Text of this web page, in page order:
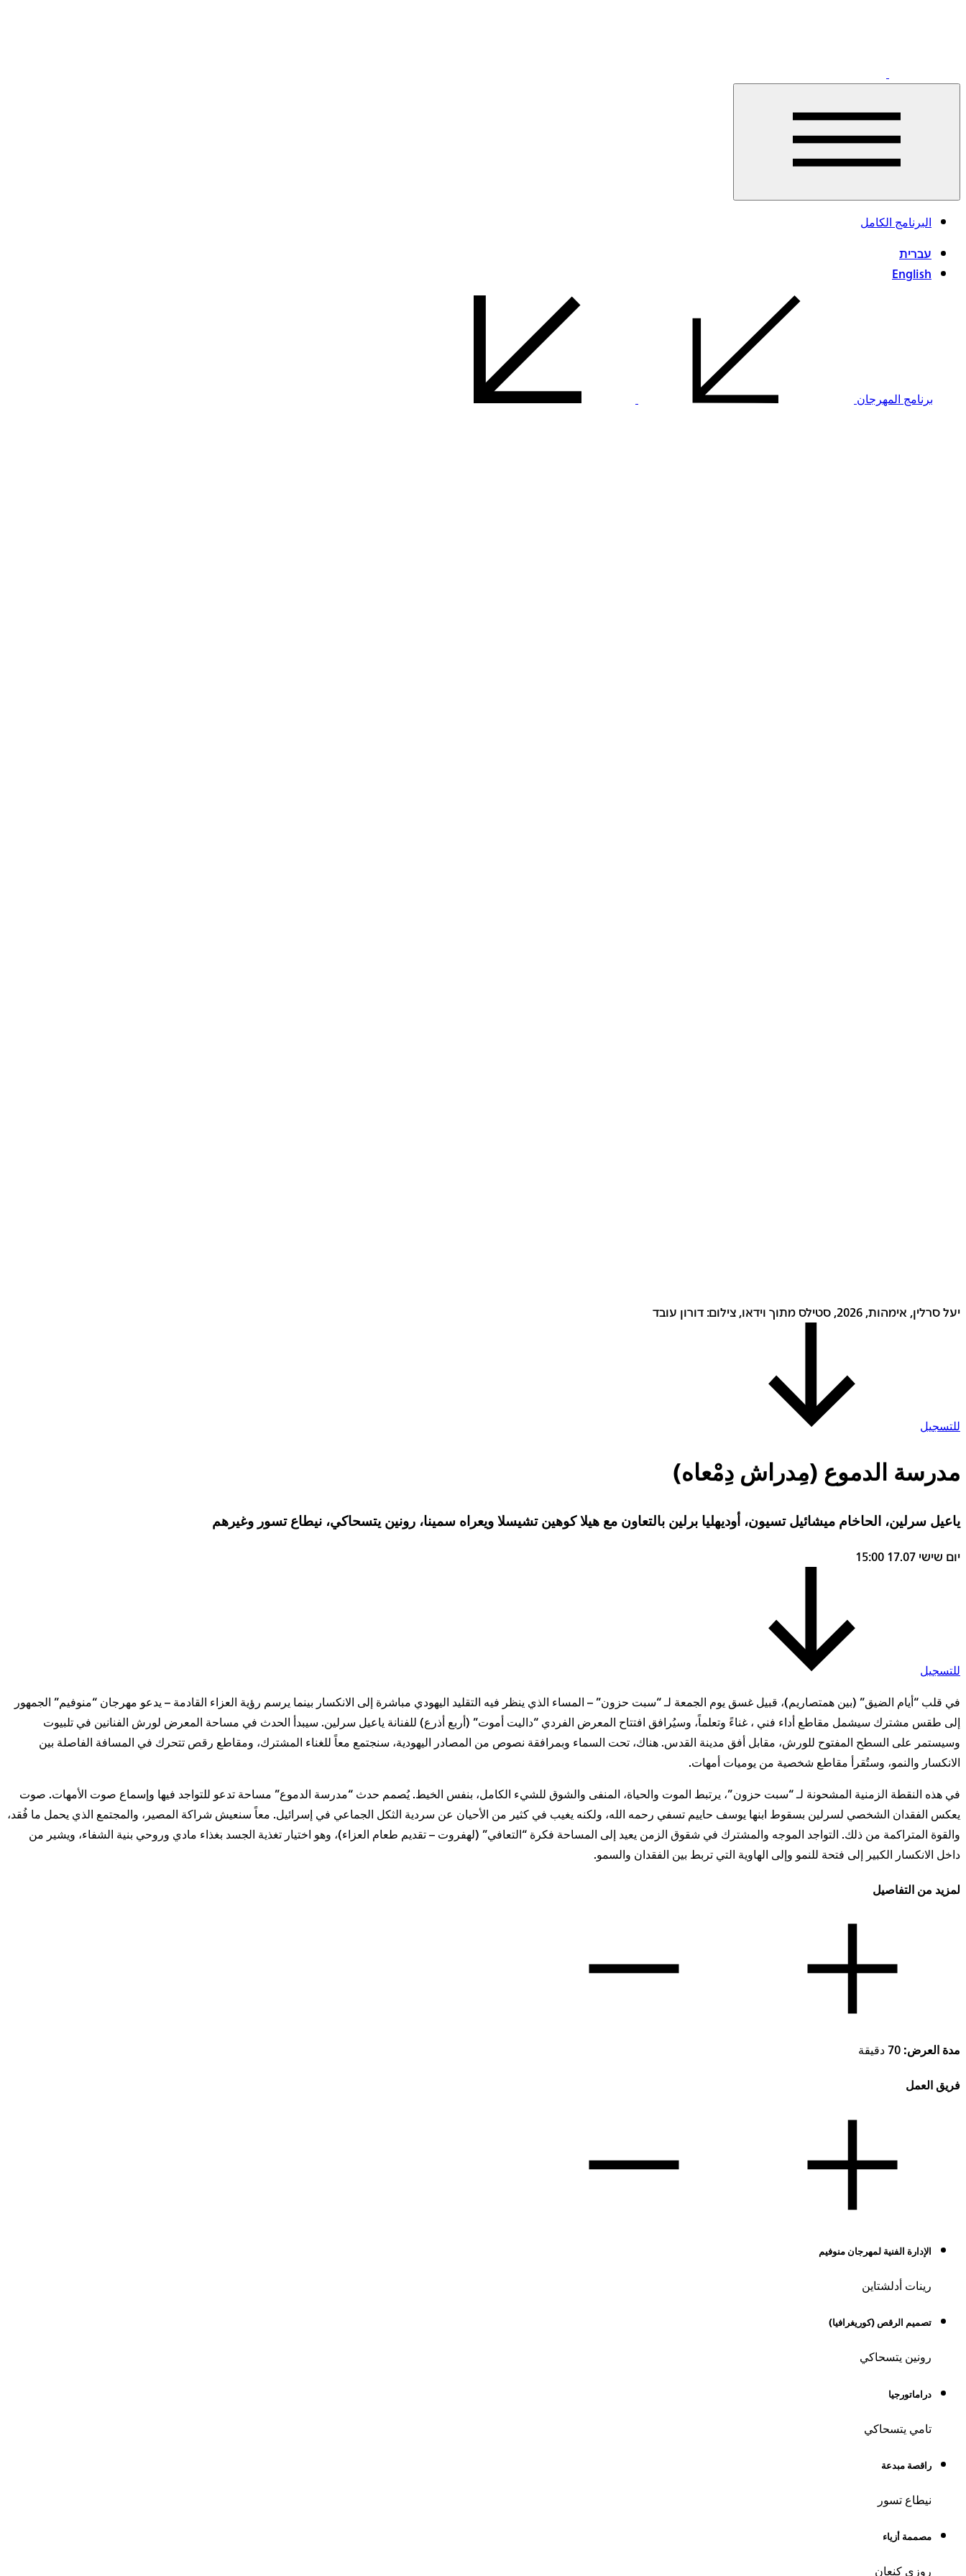
اقرأوا
البرنامج الكامل
עברית
English
برنامج المهرجان
יעל סרלין, אימהות, 2026, סטילס מתוך וידאו, צילום: דורון עובד
للتسجيل
مدرسة الدموع (مِدراش دِمْعاه)
ياعيل سرلين، الحاخام ميشائيل تسيون، أوديهليا برلين بالتعاون مع هيلا كوهين تشيسلا ويعراه سمينا، رونين يتسحاكي، نيطاع تسور وغيرهم
יום שישי17.07
15:00
للتسجيل
في قلب “أيام الضيق” (بين همتصاريم)، قبيل غسق يوم الجمعة لـ “سبت حزون” – المساء الذي ينظر فيه التقليد اليهودي مباشرة إلى الانكسار بينما يرسم رؤية العزاء القادمة – يدعو مهرجان “منوفيم” الجمهور
إلى طقس مشترك سيشمل مقاطع أداء فني ، غناءً وتعلماً، وسيُرافق افتتاح المعرض الفردي “داليت أموت” (أربع أذرع) للفنانة ياعيل سرلين. سيبدأ الحدث في مساحة المعرض لورش الفنانين في تلبيوت
وسيستمر على السطح المفتوح للورش، مقابل أفق مدينة القدس. هناك، تحت السماء وبمرافقة نصوص من المصادر اليهودية، سنجتمع معاً للغناء المشترك، ومقاطع رقص تتحرك في المسافة الفاصلة بين
الانكسار والنمو، وستُقرأ مقاطع شخصية من يوميات أمهات.
في هذه النقطة الزمنية المشحونة لـ “سبت حزون”، يرتبط الموت والحياة، المنفى والشوق للشيء الكامل، بنفس الخيط. يُصمم حدث “مدرسة الدموع” مساحة تدعو للتواجد فيها وإسماع صوت الأمهات. صوت
يعكس الفقدان الشخصي لسرلين بسقوط ابنها يوسف حاييم تسفي رحمه الله، ولكنه يغيب في كثير من الأحيان عن سردية الثكل الجماعي في إسرائيل. معاً سنعيش شراكة المصير، والمجتمع الذي يحمل ما فُقد،
والقوة المتراكمة من ذلك. التواجد الموجه والمشترك في شقوق الزمن يعيد إلى المساحة فكرة “التعافي” (لهفروت – تقديم طعام العزاء)، وهو اختيار تغذية الجسد بغذاء مادي وروحي بنية الشفاء، ويشير من
داخل الانكسار الكبير إلى فتحة للنمو وإلى الهاوية التي تربط بين الفقدان والسمو.
لمزيد من التفاصيل
مدة العرض:
فريق العمل
الإدارة الفنية لمهرجان منوفيم
رينات أدلشتاين
تصميم الرقص (كوريغرافيا)
رونين يتسحاكي
دراماتورجيا
تامي يتسحاكي
راقصة مبدعة
نيطاع تسور
مصممة أزياء
روزي كنعان